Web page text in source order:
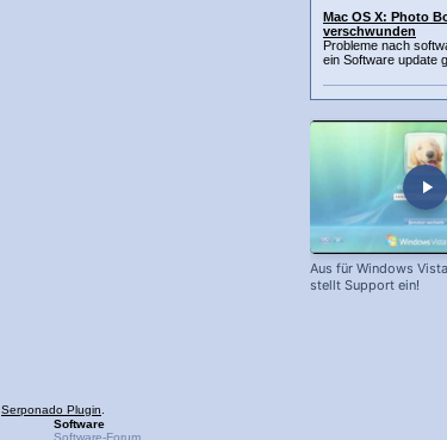
Mac OS X: Photo
verschwunden
Probleme nach
ein Software update
Aus für Windows
stellt Support ein!
Serponado Plugin
Software
Software-Forum